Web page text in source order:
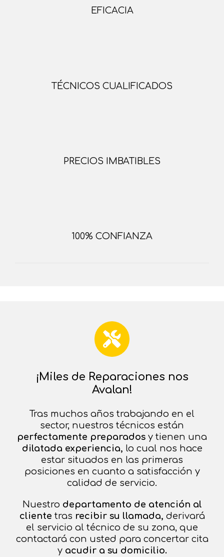
EFICACIA
TÉCNICOS CUALIFICADOS
PRECIOS IMBATIBLES
100% CONFIANZA
¡Miles de Reparaciones nos
Avalan!
Tras muchos años trabajando en el
sector, nuestros técnicos están
perfectamente preparados y tienen una
dilatada experiencia, lo cual nos hace
estar situados en las primeras
posiciones en cuanto a satisfacción y
calidad de servicio.
Nuestro departamento de atención al
cliente tras recibir su llamada, derivará
el servicio al técnico de su zona, que
contactará con usted para concertar cita
y acudir a su domicilio.